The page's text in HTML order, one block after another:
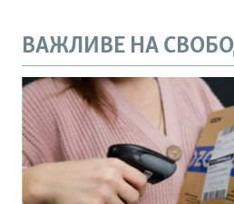
ВАЖЛИВЕ НА